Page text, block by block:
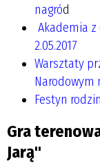
nagród
Akademia
2.05.2017
Warsztaty
Narodowym
Festyn
Gra
Jarą"